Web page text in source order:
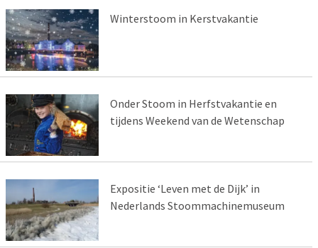
Winterstoom in Kerstvakantie
Onder Stoom in Herfstvakantie en
tijdens Weekend van de Wetenschap
Expositie ‘Leven met de Dijk’ in
Nederlands Stoommachinemuseum